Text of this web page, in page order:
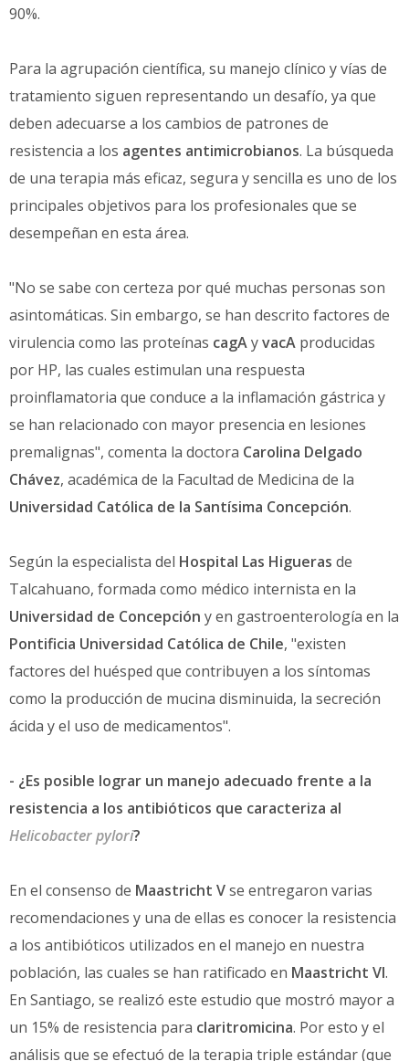
90%.
Para la agrupación científica, su manejo clínico y vías de
tratamiento siguen representando un desafío, ya que
deben adecuarse a los cambios de patrones de
resistencia a los agentes antimicrobianos. La búsqueda
de una terapia más eficaz, segura y sencilla es uno de los
principales objetivos para los profesionales que se
desempeñan en esta área.
"No se sabe con certeza por qué muchas personas son
asintomáticas. Sin embargo, se han descrito factores de
virulencia como las proteínas cagAyvacA producidas
por HP, las cuales estimulan una respuesta
proinflamatoria que conduce a la inflamación gástrica y
se han relacionado con mayor presencia en lesiones
premalignas", comenta la doctora Carolina Delgado
Chávez, académica de la Facultad de Medicina de la
Universidad Católica de la Santísima Concepción.
Según la especialista del Hospital Las Higueras de
Talcahuano, formada como médico internista en la
Universidad de Concepción y en gastroenterología en la
Pontificia Universidad Católica de Chile, "existen
factores del huésped que contribuyen a los síntomas
como la producción de mucina disminuida, la secreción
ácida y el uso de medicamentos".
- ¿Es posible lograr un manejo adecuado frente a la
resistencia a los antibióticos que caracteriza al
Helicobacter pylori?
En el consenso de Maastricht Vse entregaron varias
recomendaciones y una de ellas es conocer la resistencia
a los antibióticos utilizados en el manejo en nuestra
población, las cuales se han ratificado en Maastricht VI.
En Santiago, se realizó este estudio que mostró mayor a
un 15% de resistencia para claritromicina. Por esto y el
análisis que se efectuó de la terapia triple estándar (que